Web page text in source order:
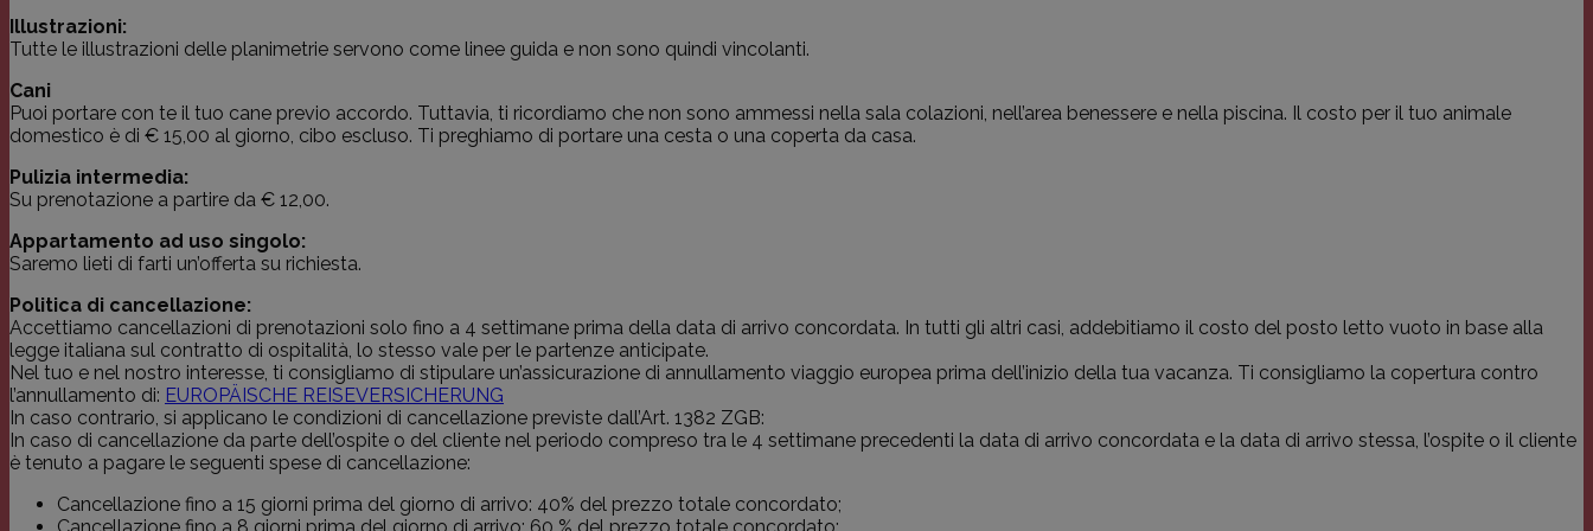
Illustrazioni:
Tutte le illustrazioni delle planimetrie servono come linee guida e non sono quindi vincolanti.
Cani
Puoi portare con te il tuo cane previo accordo. Tuttavia, ti ricordiamo che non sono ammessi nella sala colazioni, nell’area benessere e nella piscina. Il costo per il tuo animale
domestico è di € 15,00 al giorno, cibo escluso. Ti preghiamo di portare una cesta o una coperta da casa.
Pulizia intermedia:
Su prenotazione a partire da € 12,00.
Appartamento ad uso singolo:
Saremo lieti di farti un’offerta su richiesta.
Politica di cancellazione:
Accettiamo cancellazioni di prenotazioni solo fino a 4 settimane prima della data di arrivo concordata. In tutti gli altri casi, addebitiamo il costo del posto letto vuoto in base alla
legge italiana sul contratto di ospitalità, lo stesso vale per le partenze anticipate.
Nel tuo e nel nostro interesse, ti consigliamo di stipulare un’assicurazione di annullamento viaggio europea prima dell’inizio della tua vacanza. Ti consigliamo la copertura contro
l’annullamento di: EUROPÄISCHE REISEVERSICHERUNG
In caso contrario, si applicano le condizioni di cancellazione previste dall’Art. 1382 ZGB:
In caso di cancellazione da parte dell’ospite o del cliente nel periodo compreso tra le 4 settimane precedenti la data di arrivo concordata e la data di arrivo stessa, l’ospite o il cliente
è tenuto a pagare le seguenti spese di cancellazione:
Cancellazione fino a 15 giorni prima del giorno di arrivo: 40% del prezzo totale concordato;